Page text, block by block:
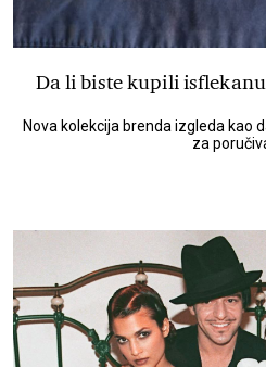
Da li biste kupili
Nova kolekcija brenda izgleda kao
za